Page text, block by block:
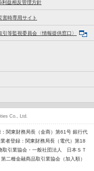
利益相反管理方針
害時専用サイト
引等監視委員会〈情報提供窓口〉
関東財務局長（金商）第61号 銀行代
者登録：関東財務局長（電代）第18
引業協会・一般社団法人 日本ＳＴ
二種金融商品取引業協会（加入順）
Co., Ltd.